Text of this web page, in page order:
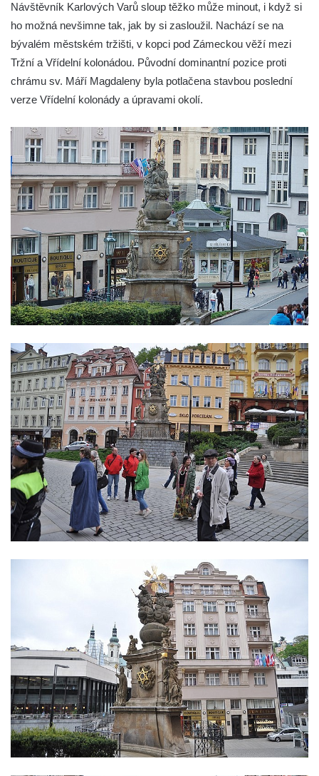
Sloup Panny Marie na Husově náměstí v
Sloup Panny Marie na náměstí krále
Vladislava ve Velvarech
Sloup Nejsvětější Trojice v zahradě domu
Sloup svatého Floriána a svatého Vavřince
v Pnětlukách u Podsedic
Sloup Panny Marie jižně od Ploskovic
Sloup svatého Jana Nepomuckého v
Sloup Panny Marie v klášteře v Oseku
Sloup Panny Marie se sochami svatého
Jana Nepomuckého a svatého Vavřince ve
Chcebuzi
Sloup Panny Marie na Mírovém náměstí v
Lounech
Sloup se sochou Piety u hřbitova ve
Strupčicích
Sloup Nejsvětější Trojice na rozcestí v
Hošnicích
Sloup Panny Marie v Třebenicích
Sloup s kaplicí (boží muka) u kostela
svatého Stanislava v Měrunicích
Sloup Panny Marie v klášteře v Oseku
Sloup s reliéfem Panny Marie v Oseku
Sloup svatého Prokopa na 2. náměstí v
Sloup s kaplicí (boží muka) v ulici ČSLA v
Bohušovicích nad Ohří
Sloup svatého Antonína Paduánského u
polní cesty jihovýchodně od Skalice u
České Lípy
Sloup svatého Václava na Václavském
náměstí v Lovosicích
Sloup svatého Jana Nepomuckého v
Žibřidicích
Návštěvník Karlových Varů sloup těžko může minout, i když si
ho možná nevšimne tak, jak by si zasloužil. Nachází se na
bývalém městském tržišti, v kopci pod Zámeckou věží mezi
Tržní a Vřídelní kolonádou. Původní dominantní pozice proti
chrámu sv. Máří Magdaleny byla potlačena stavbou poslední
verze Vřídelní kolonády a úpravami okolí.